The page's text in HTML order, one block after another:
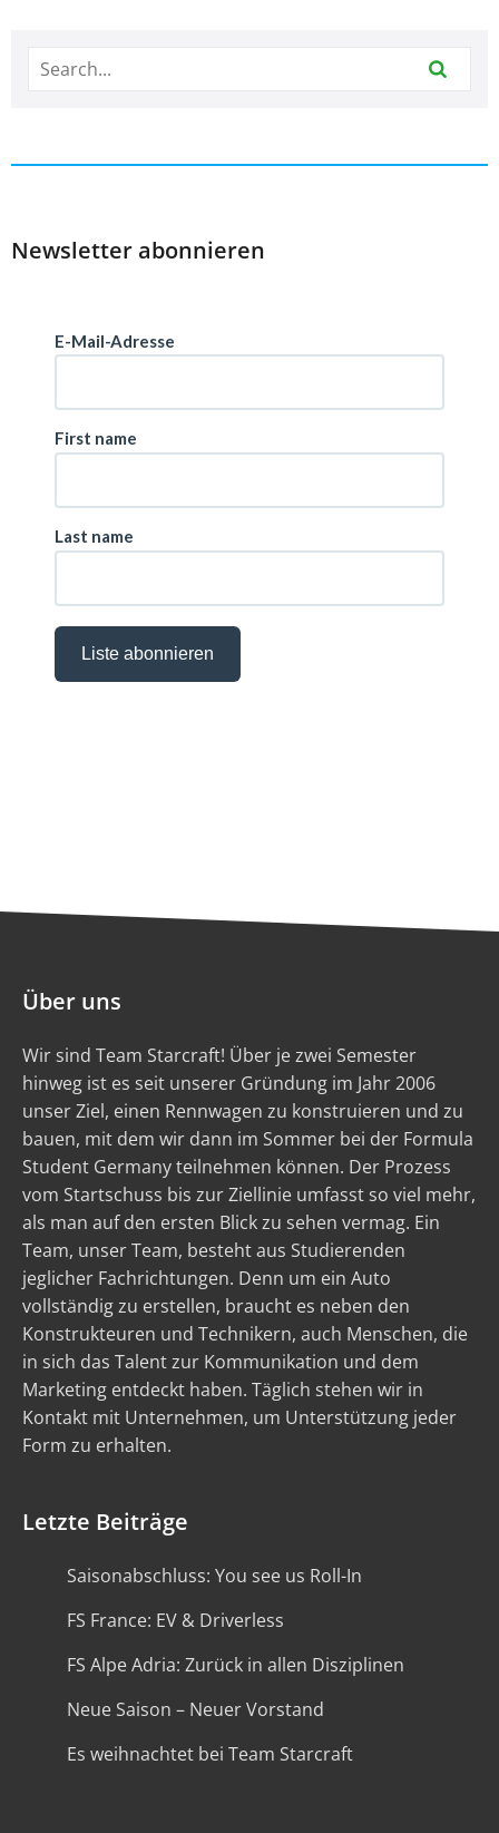
Newsletter abonnieren
Über uns
Wir sind Team Starcraft! Über je zwei Semester
hinweg ist es seit unserer Gründung im Jahr 2006
unser Ziel, einen Rennwagen zu konstruieren und zu
bauen, mit dem wir dann im Sommer bei der Formula
Student Germany teilnehmen können. Der Prozess
vom Startschuss bis zur Ziellinie umfasst so viel mehr,
als man auf den ersten Blick zu sehen vermag. Ein
Team, unser Team, besteht aus Studierenden
jeglicher Fachrichtungen. Denn um ein Auto
vollständig zu erstellen, braucht es neben den
Konstrukteuren und Technikern, auch Menschen, die
in sich das Talent zur Kommunikation und dem
Marketing entdeckt haben. Täglich stehen wir in
Kontakt mit Unternehmen, um Unterstützung jeder
Form zu erhalten.
Letzte Beiträge
Saisonabschluss: You see us Roll-In
FS France: EV & Driverless
FS Alpe Adria: Zurück in allen Disziplinen
Neue Saison – Neuer Vorstand
Es weihnachtet bei Team Starcraft